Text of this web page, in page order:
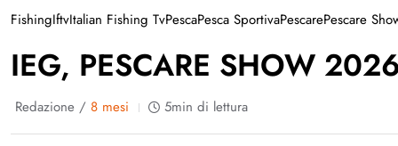
FishingIftvItalian Fishing TvPescaPesca SportivaPescarePescare
IEG, PESCARE SHOW
Redazione / 8 mesi 5min di lettura